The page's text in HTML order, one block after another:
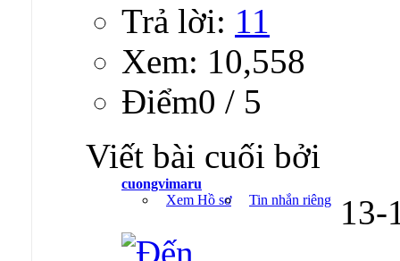
Trả lời: 11
Xem: 10,558
Ðiểm0 / 5
Viết bài cuối bởi
cuongvimaru
Xem Hồ sơ
Tin nhắn riêng